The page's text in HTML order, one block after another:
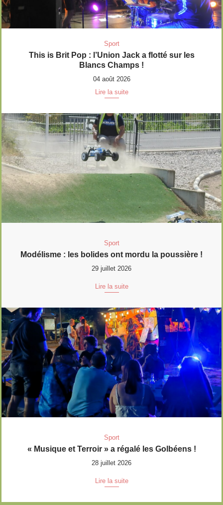
Sport
This is Brit Pop : l’Union Jack a flotté sur les
Blancs Champs !
04 août 2026
Lire la suite
Sport
Modélisme : les bolides ont mordu la poussière !
29 juillet 2026
Lire la suite
Sport
« Musique et Terroir » a régalé les Golbéens !
28 juillet 2026
Lire la suite